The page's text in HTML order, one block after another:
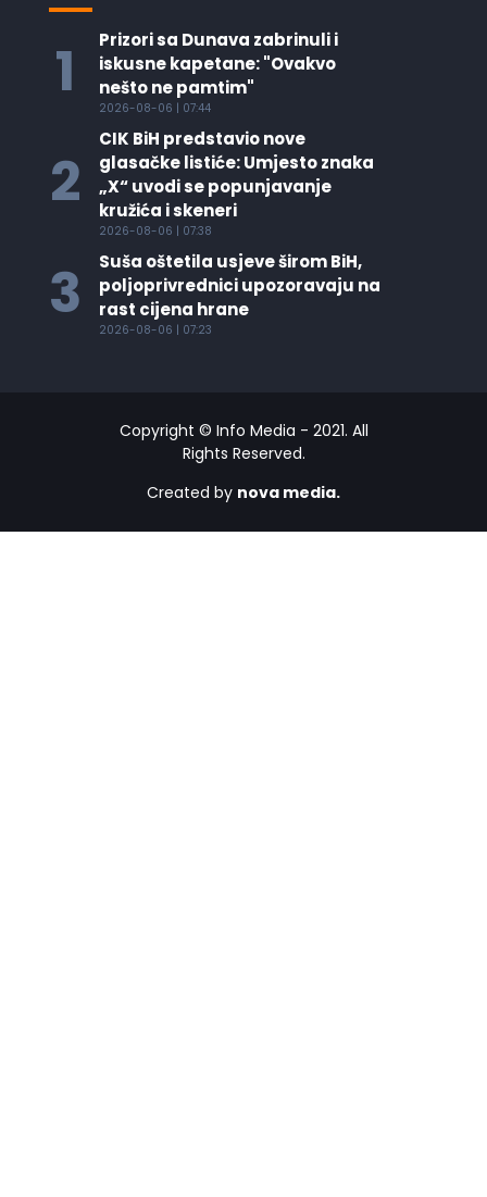
1
Prizori sa Dunava zabrinuli i
iskusne kapetane: "Ovakvo
nešto ne pamtim"
2026-08-06 | 07:44
2
CIK BiH predstavio nove
glasačke listiće: Umjesto znaka
„X“ uvodi se popunjavanje
kružića i skeneri
2026-08-06 | 07:38
3
Suša oštetila usjeve širom BiH,
poljoprivrednici upozoravaju na
rast cijena hrane
2026-08-06 | 07:23
Copyright © Info Media - 2021. All
Rights Reserved.
Created by nova media.